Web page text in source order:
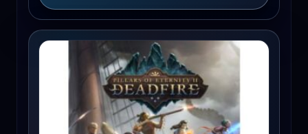
Pillars of Eternity II: Deadfire - Deluxe Edition Steam Key